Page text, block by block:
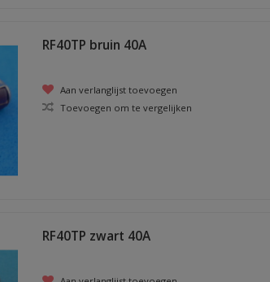
RF40TP bruin 40A
Aan verlanglijst toevoegen
Toevoegen om te vergelijken
RF40TP zwart 40A